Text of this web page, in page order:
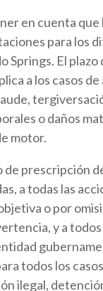
en cuenta
para los
Springs. El
a los casos
o daños
motor.
de prescripción
a todas las
o por
y a
todos los
ilegal,